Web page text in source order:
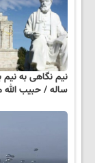
نیم نگاهی به نیم
ساله / حبیب